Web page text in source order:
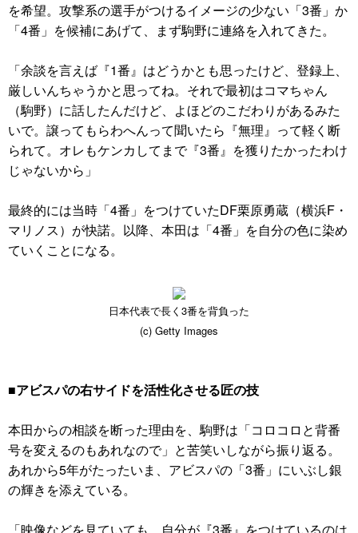
を希望。攻撃系の選手がつけるイメージの少ない「3番」か
「4番」を候補にあげて、まず駒野に連絡を入れてきた。
「余談を言えば『1番』はどうかとも思ったけど、登録上、
厳しいんちゃうかと思ってね。それで最初はコマちゃん
（駒野）に話したんだけど、よほどのこだわりがあるみた
いで。譲ってもらわへんって聞いたら『無理』って軽く断
られて。オレもケンカしてまで『3番』を獲りたかったわけ
じゃないから」
最終的には当時「4番」をつけていたDF栗原勇蔵（横浜F・
マリノス）が快諾。以降、本田は「4番」を自分の色に染め
ていくことになる。
日本代表で長く3番を背負った
(c) Getty Images
■アビスパの右サイドを活性化させる匠の技
本田からの相談を断った理由を、駒野は「コロコロと背番
号を変えるのもあれなので」と苦笑いしながら振り返る。
あれから5年がたったいま、アビスパの「3番」にいぶし銀
の輝きを添えている。